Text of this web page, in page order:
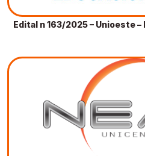
Edital n 163/2025 – Unioeste